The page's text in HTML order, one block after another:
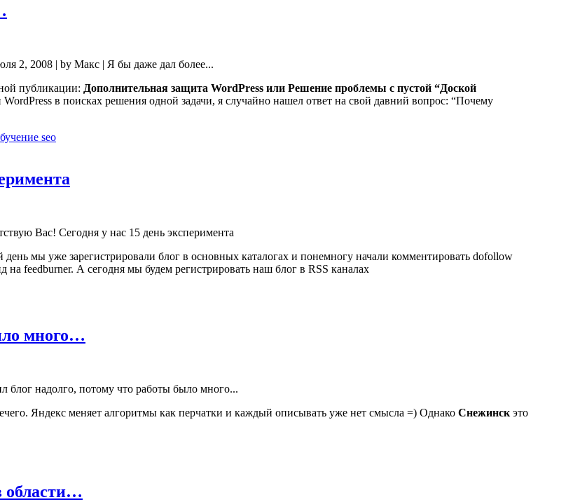
публикации: Дополнительная защита WordPress или Решение проблемы с пустой “Доской
в поисках решения одной задачи, я случайно нашел ответ на свой давний вопрос: “Почему
seo
мы уже зарегистрировали блог в основных каталогах и понемногу начали комментировать dofollow
feedburner. А сегодня мы будем регистрировать наш блог в RSS каналах
много…
Яндекс меняет алгоритмы как перчатки и каждый описывать уже нет смысла =) Однако Снежинск это
области…